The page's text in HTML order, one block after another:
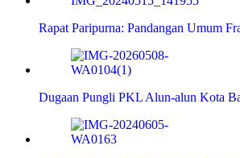
Rapat Paripurna: Pandangan Umum
Dugaan Pungli PKL Alun-alun Kota